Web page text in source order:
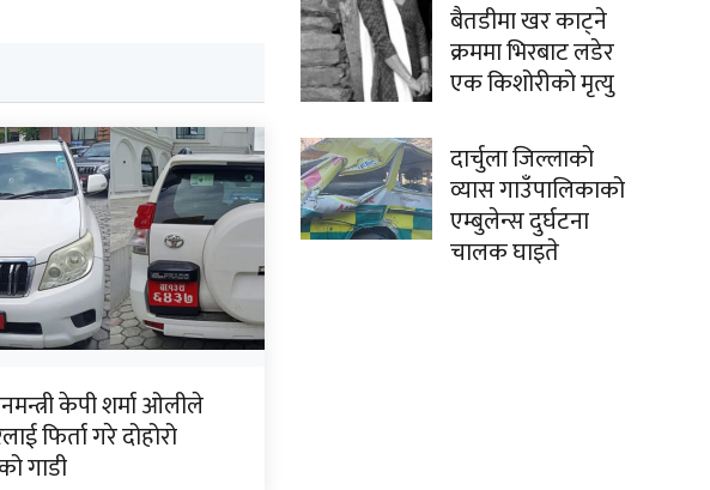
केपी शर्मा ओलीले
फिर्ता गरे दोहोरो
गाडी
बैतडीमा खर काट्ने
क्रममा भिरबाट लडेर
एक किशोरीको मृत्यु
दार्चुला जिल्लाको
व्यास गाउँपालिकाको
एम्बुलेन्स दुर्घटना
चालक घाइते